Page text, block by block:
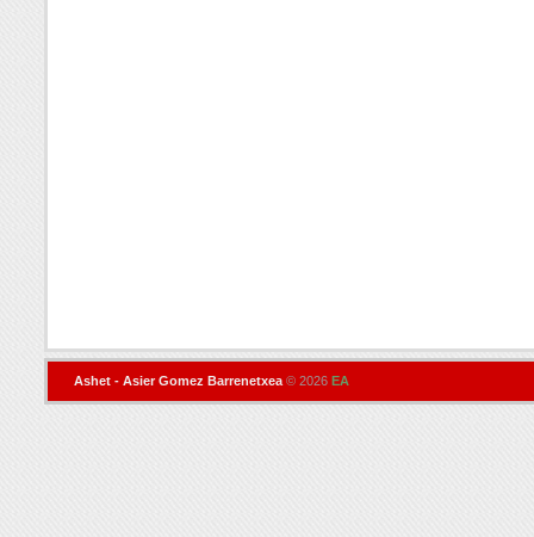
Ashet - Asier Gomez Barrenetxea © 2026 EA